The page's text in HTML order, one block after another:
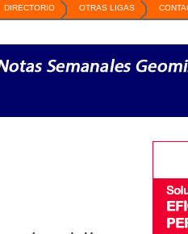
DIRECTORIO OTRAS LIGAS